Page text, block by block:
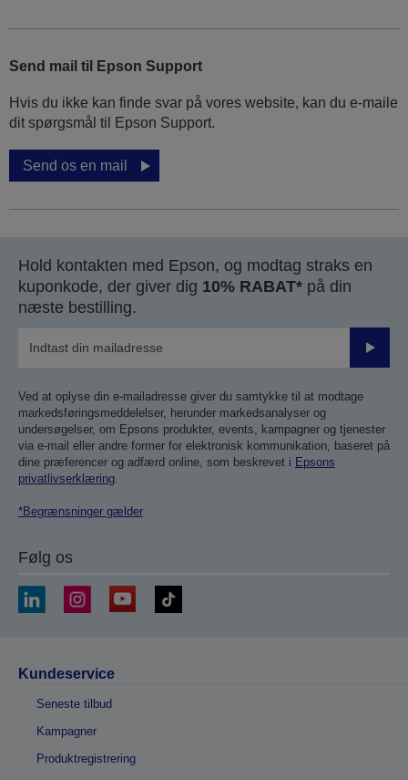
Send mail til Epson Support
Hvis du ikke kan finde svar på vores website, kan du e-maile
dit spørgsmål til Epson Support.
Send os en mail
Hold kontakten med Epson, og modtag straks en
kuponkode, der giver dig 10% RABAT* på din
næste bestilling.
Send
Ved at oplyse din e-mailadresse giver du samtykke til at modtage
markedsføringsmeddelelser, herunder markedsanalyser og
undersøgelser, om Epsons produkter, events, kampagner og tjenester
via e-mail eller andre former for elektronisk kommunikation, baseret på
dine præferencer og adfærd online, som beskrevet i Epsons
privatlivserklæring.
*Begrænsninger gælder
Følg os
Kundeservice
Seneste tilbud
Kampagner
Produktregistrering